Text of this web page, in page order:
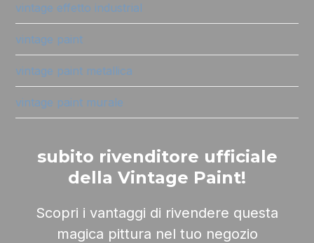
vintage effetto industrial
vintage paint
vintage paint metallica
vintage paint murale
subito rivenditore ufficiale
della Vintage Paint!
Scopri i vantaggi di rivendere questa
magica pittura nel tuo negozio